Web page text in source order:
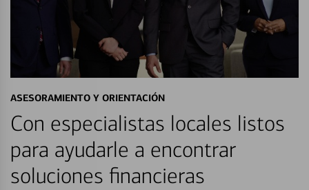
ASESORAMIENTO Y ORIENTACIÓN
Con especialistas locales listos
para ayudarle a encontrar
soluciones financieras